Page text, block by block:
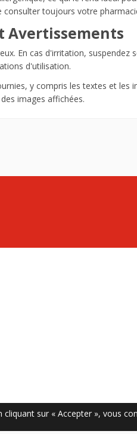
consulter toujours votre
Avertissements
En cas d'irritation,
d'utilisation.
y compris les textes et les
images affichées.
cliquant sur « Accepter », vous